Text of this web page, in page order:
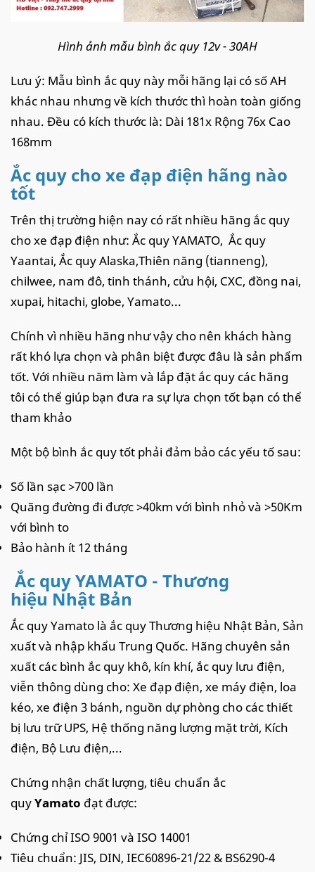
Hình ảnh mẫu bình ắc quy 12v - 30AH
Lưu ý: Mẫu bình ắc quy này mỗi hãng lại có số AH
khác nhau nhưng về kích thước thì hoàn toàn giống
nhau. Đều có kích thước là: Dài 181x Rộng 76x Cao
168mm
Ắc quy cho xe đạp điện hãng nào
tốt
Trên thị trường hiện nay có rất nhiều hãng ắc quy
cho xe đạp điện như: Ắc quy YAMATO, Ắc quy
Yaantai, Ắc quy Alaska,Thiên năng (tianneng),
chilwee, nam đô, tinh thánh, cửu hội, CXC, đồng nai,
xupai, hitachi, globe, Yamato...
Chính vì nhiều hãng như vậy cho nên khách hàng
rất khó lựa chọn và phân biệt được đâu là sản phẩm
tốt. Với nhiều năm làm và lắp đặt ắc quy các hãng
tôi có thể giúp bạn đưa ra sự lựa chọn tốt bạn có thể
tham khảo
Một bộ bình ắc quy tốt phải đảm bảo các yếu tố sau:
Số lần sạc >700 lần
Quãng đường đi được >40km với bình nhỏ và >50Km
với bình to
Bảo hành ít 12 tháng
Ắc quy YAMATO - Thương
hiệu Nhật Bản
Ắc quy Yamato là ắc quy Thương hiệu Nhật Bản, Sản
xuất và nhập khẩu Trung Quốc. Hãng chuyên sản
xuất các bình ắc quy khô, kín khí, ắc quy lưu điện,
viễn thông dùng cho: Xe đạp điện, xe máy điện, loa
kéo, xe điện 3 bánh, nguồn dự phòng cho các thiết
bị lưu trữ UPS, Hệ thống năng lượng mặt trời, Kích
điện, Bộ Lưu điện,...
Chứng nhận chất lượng, tiêu chuẩn ắc
quyYamato đạt được:
Chứng chỉ ISO 9001 và ISO 14001
Tiêu chuẩn: JIS, DIN, IEC60896-21/22 & BS6290-4